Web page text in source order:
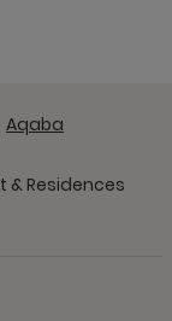
Aqaba
& Residences